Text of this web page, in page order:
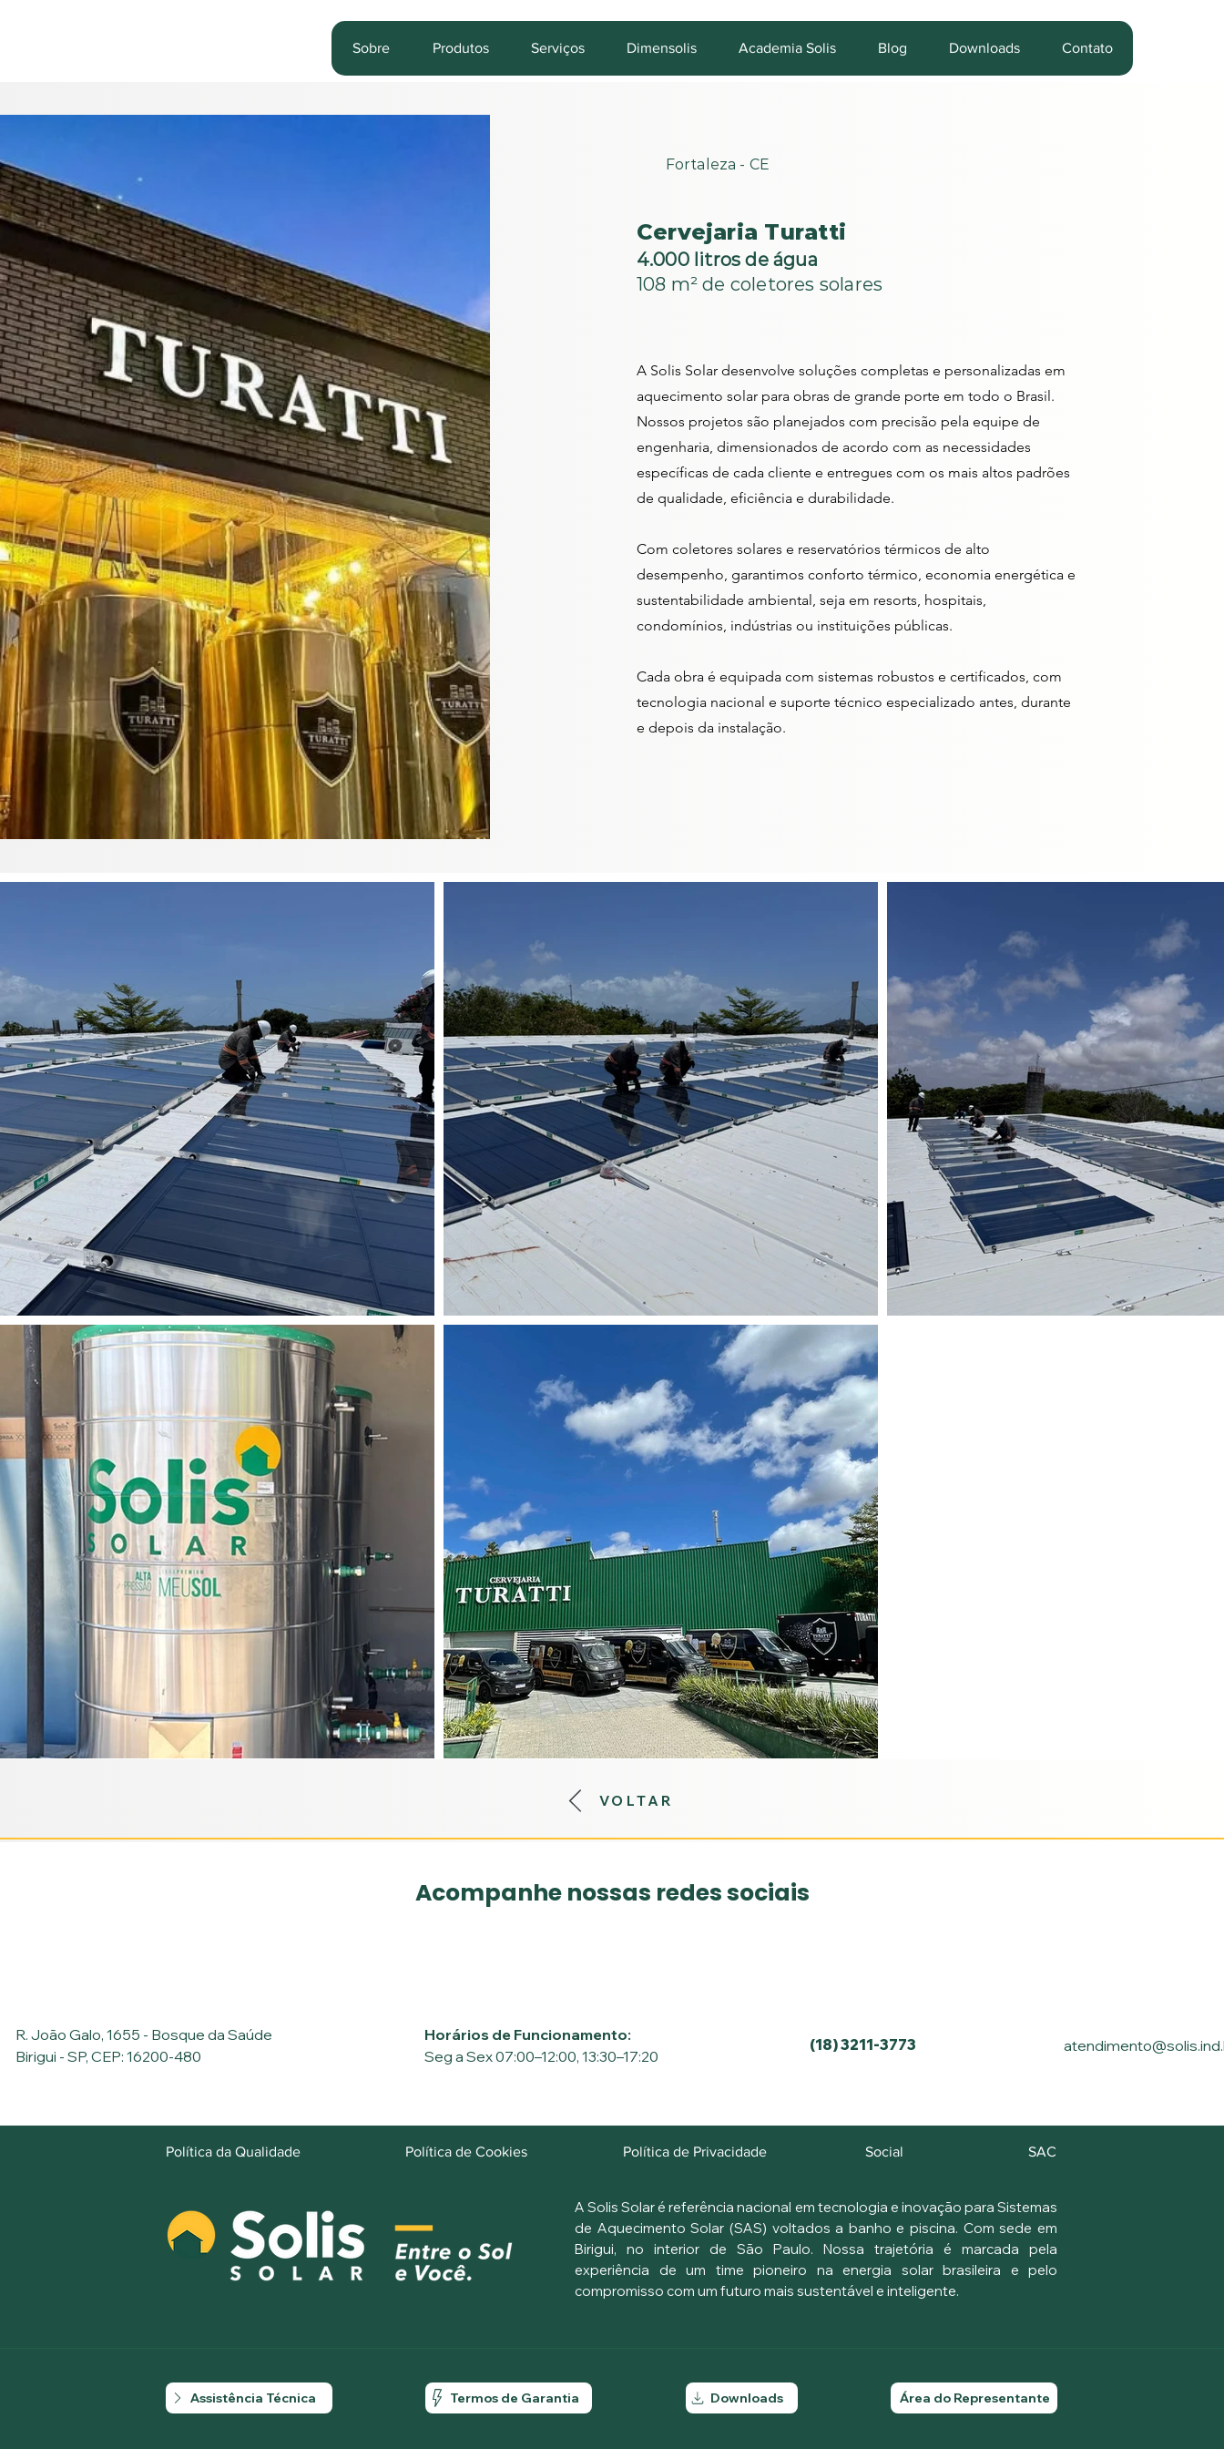
Sobre Produtos Serviços Dimensolis Academia Solis Blog Downloads Contato
Fortaleza - CE
Cervejaria Turatti
4.000 litros de água
108 m² de coletores solares
A Solis Solar desenvolve soluções completas e personalizadas em
aquecimento solar para obras de grande porte em todo o Brasil.
Nossos projetos são planejados com precisão pela equipe de
engenharia, dimensionados de acordo com as necessidades
específicas de cada cliente e entregues com os mais altos padrões
de qualidade, eficiência e durabilidade.
Com coletores solares e reservatórios térmicos de alto
desempenho, garantimos conforto térmico, economia energética e
sustentabilidade ambiental, seja em resorts, hospitais,
condomínios, indústrias ou instituições públicas.
Cada obra é equipada com sistemas robustos e certificados, com
tecnologia nacional e suporte técnico especializado antes, durante
e depois da instalação.
VOLTAR
Acompanhe nossas redes sociais
R. João Galo, 1655 - Bosque da Saúde
Birigui - SP, CEP: 16200-480
Horários de Funcionamento:
Seg a Sex 07:00–12:00, 13:30–17:20
(18) 3211-3773
Política da Qualidade Política de Cookies Política de Privacidade Social SAC
A Solis Solar é referência nacional em tecnologia e inovação para Sistemas
de Aquecimento Solar (SAS) voltados a banho e piscina. Com sede em
Birigui, no interior de São Paulo. Nossa trajetória é marcada pela
experiência de um time pioneiro na energia solar brasileira e pelo
compromisso com um futuro mais sustentável e inteligente.
Assistência Técnica Termos de Garantia Downloads Área do Representante